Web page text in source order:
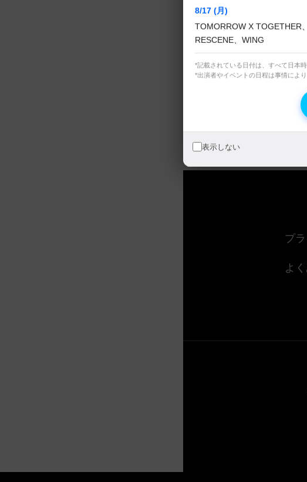
PROJECT 7 字幕版
黄金の仮面～復讐のシン
プ
よ
8/17 (月)
TOMORROW X TOGETHER
RESCENE、WING
*記載されている日付は、すべて日本
*出演者やイベントの日程は事情によ
表示しない